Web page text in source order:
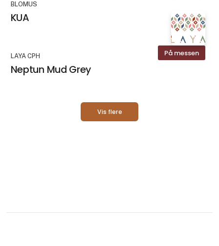
BLOMUS
KUA
På messen
LAYA CPH
Neptun Mud Grey
Vis flere